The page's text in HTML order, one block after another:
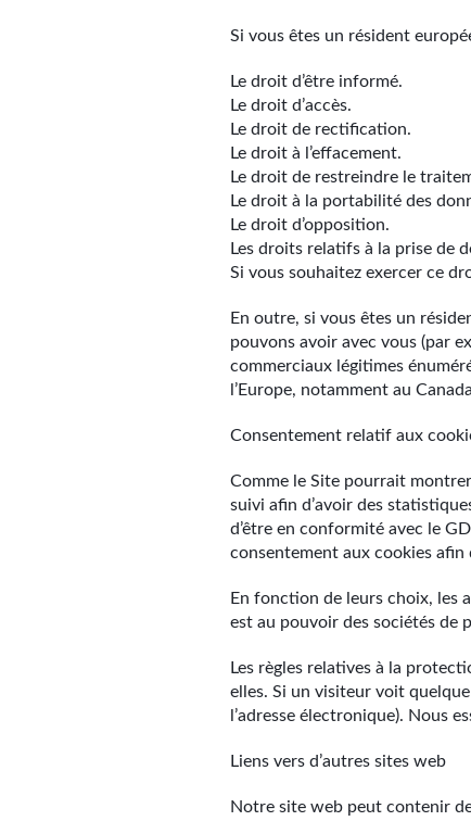
Si vous êtes un résident
Le droit d’être informé.
Le droit d’accès.
Le droit de rectification.
Le droit à l’effacement.
Le droit de restreindre le
Le droit à la portabilité des
Le droit d’opposition.
Les droits relatifs à la prise de
Si vous souhaitez exercer ce
En outre, si vous êtes un
pouvons avoir avec vous (par
commerciaux légitimes
l’Europe, notamment au
Consentement relatif aux
Comme le Site pourrait
suivi afin d’avoir des
d’être en conformité avec le
consentement aux cookies
En fonction de leurs choix, les
est au pouvoir des sociétés de
Les règles relatives à la
elles. Si un visiteur voit
l’adresse électronique). Nous
Liens vers d’autres sites web
Notre site web peut contenir